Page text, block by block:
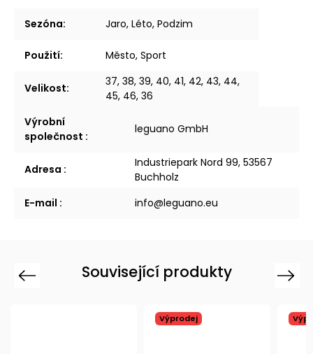
Sezóna: Jaro, Léto, Podzim
Použití: Město, Sport
Velikost:
37, 38, 39, 40, 41, 42, 43, 44,
45, 46, 36
Výrobní
společnost :
leguano GmbH
Adresa :
Industriepark Nord 99, 53567
Buchholz
E-mail : info@leguano.eu
Související produkty
Previous
Výprodej
Next